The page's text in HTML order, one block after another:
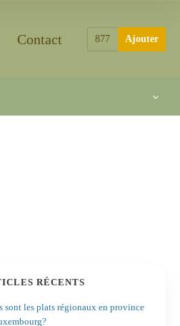
Contact 877 Ajouter
RÉCENTS
sont les plats régionaux en province